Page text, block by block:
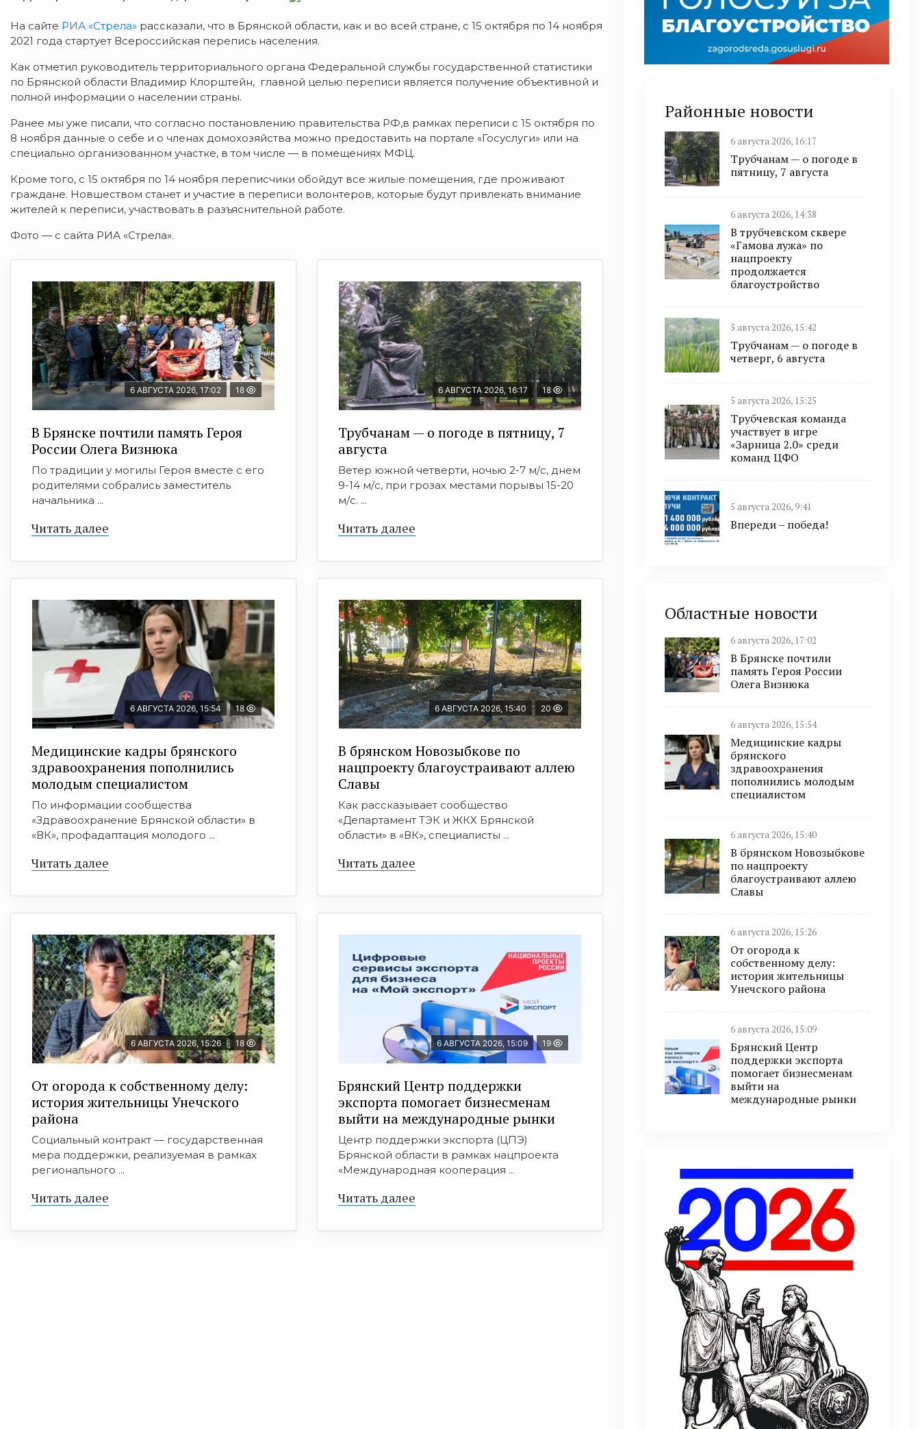
На сайте РИА «Стрела» рассказали, что в Брянской области, как и во всей стране, с 15 октября по 14 ноября
2021 года стартует Всероссийская перепись населения.
Как отметил руководитель территориального органа Федеральной службы государственной статистики
по Брянской области Владимир Клорштейн, главной целью переписи является получение объективной и
полной информации о населении страны.
Ранее мы уже писали, что согласно постановлению правительства РФ,в рамках переписи с 15 октября по
8 ноября данные о себе и о членах домохозяйства можно предоставить на портале «Госуслуги» или на
специально организованном участке, в том числе — в помещениях МФЦ.
Кроме того, с 15 октября по 14 ноября переписчики обойдут все жилые помещения, где проживают
граждане. Новшеством станет и участие в переписи волонтеров, которые будут привлекать внимание
жителей к переписи, участвовать в разъяснительной работе.
Фото — с сайта РИА «Стрела».
6 АВГУСТА 2026, 17:02 18
В Брянске почтили память Героя
России Олега Визнюка
По традиции у могилы Героя вместе с его
родителями собрались заместитель
начальника ...
Читать далее
6 АВГУСТА 2026, 16:17 18
Трубчанам — о погоде в пятницу, 7
августа
Ветер южной четверти, ночью 2-7 м/с, днем
9-14 м/с, при грозах местами порывы 15-20
м/с. ...
Читать далее
6 АВГУСТА 2026, 15:54 18
Медицинские кадры брянского
здравоохранения пополнились
молодым специалистом
По информации сообщества
«Здравоохранение Брянской области» в
«ВК», профадаптация молодого ...
Читать далее
6 АВГУСТА 2026, 15:40 20
В брянском Новозыбкове по
нацпроекту благоустраивают аллею
Славы
Как рассказывает сообщество
«Департамент ТЭК и ЖКХ Брянской
области» в «ВК», специалисты ...
Читать далее
6 АВГУСТА 2026, 15:26 18
От огорода к собственному делу:
история жительницы Унечского
района
Социальный контракт — государственная
мера поддержки, реализуемая в рамках
регионального ...
Читать далее
6 АВГУСТА 2026, 15:09 19
Брянский Центр поддержки
экспорта помогает бизнесменам
выйти на международные рынки
Центр поддержки экспорта (ЦПЭ)
Брянской области в рамках нацпроекта
«Международная кооперация ...
Читать далее
Районные новости
6 августа 2026, 16:17
Трубчанам — о погоде в
пятницу, 7 августа
6 августа 2026, 14:38
В трубчевском сквере
«Гамова лужа» по
нацпроекту
продолжается
благоустройство
5 августа 2026, 15:42
Трубчанам — о погоде в
четверг, 6 августа
5 августа 2026, 15:25
Трубчевская команда
участвует в игре
«Зарница 2.0» среди
команд ЦФО
5 августа 2026, 9:41
Впереди – победа!
Областные новости
6 августа 2026, 17:02
В Брянске почтили
память Героя России
Олега Визнюка
6 августа 2026, 15:54
Медицинские кадры
брянского
здравоохранения
пополнились молодым
специалистом
6 августа 2026, 15:40
В брянском Новозыбкове
по нацпроекту
благоустраивают аллею
Славы
6 августа 2026, 15:26
От огорода к
собственному делу:
история жительницы
Унечского района
6 августа 2026, 15:09
Брянский Центр
поддержки экспорта
помогает бизнесменам
выйти на
международные рынки